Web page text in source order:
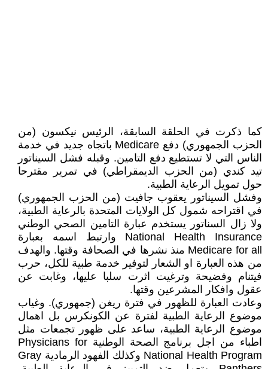
كما ذكرت في الحلقة السابقة، الرئيس نيكسون (من
الحزب الجمهوري) دفع Medicare باتجاه جديد في خدمة
الناس التي لا تستطيع دفع التامين. وقبله فشل السيناتور
تيد كندي (من الحزب الديمقراطي) في تمرير مقترحا
حول تمويل الرعاية الطبية.
وفشل السيناتور يعقوب جافيت (من الحزب الجمهوري)
في اقتراحه شمول كل الولايات المتحدة بالرعاية الطبية،
ولا زال السناتور يستخدم عبارة التامين الصحي الوطني
National Health Insurance وارتبط اسمه بعبارة
Medicare for all منذ نشرها في الصحافة وقتها. والهدف
من هذه العبارة او الشعار لتوفير خدمة طبية للكل، حرب
فيتنام وفضيحة وترغيت اثرت سلبا عليها، وغابت عن
عقول وافكار المشرعين وقتها.
وعادت العبارة للظهور في فترة ريغن (جمهوري). وغياب
موضوع الرعاية الطبية لفترة عن الكونكرس بل اهمال
موضوع الرعاية الطبية، ساعد على ظهور تجمعات مثل
اطباء من اجل برنامج الصحة الوطنية Physicians for
National Health Program وكذلك الفهود الرمادية Gray